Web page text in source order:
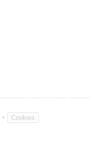
• Cookies